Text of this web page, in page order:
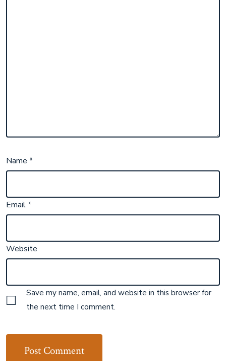
Name*
Email*
Website
Save my name, email, and website in this browser for
the next time I comment.